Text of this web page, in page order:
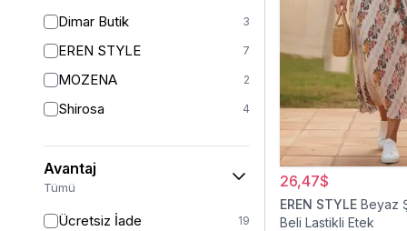
Dimar Butik 3
EREN STYLE 7
MOZENA 2
Shirosa 4
Avantaj
Tümü
Ücretsiz İade 19
26,47$
EREN STYLE Beyaz
Beli Lastikli Etek